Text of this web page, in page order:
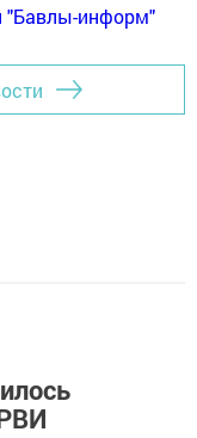
"Бавлы-информ"